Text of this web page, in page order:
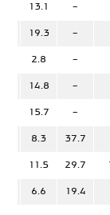
-
13.1
-
19.3
-
2.8
-
14.8
-
15.7
37.7
8.3
29.7
11.5
19.4
6.6